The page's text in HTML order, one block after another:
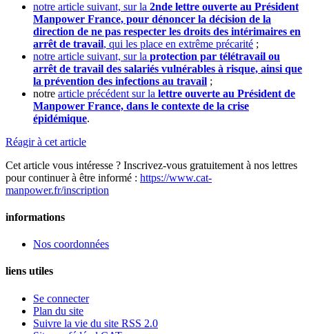
notre article suivant, sur la 2nde lettre ouverte au Président
Manpower France, pour dénoncer la décision de la
direction de ne pas respecter les droits des intérimaires en
arrêt de travail, qui les place en extrême précarité ;
notre article suivant, sur la protection par télétravail ou
arrêt de travail des salariés vulnérables à risque, ainsi que
la prévention des infections au travail ;
notre article précédent sur la lettre ouverte au Président de
Manpower France, dans le contexte de la crise
épidémique.
Réagir à cet article
Cet article vous intéresse ? Inscrivez-vous gratuitement à nos lettres
pour continuer à être informé : https://www.cat-
manpower.fr/inscription
informations
Nos coordonnées
liens utiles
Se connecter
Plan du site
Suivre la vie du site RSS 2.0